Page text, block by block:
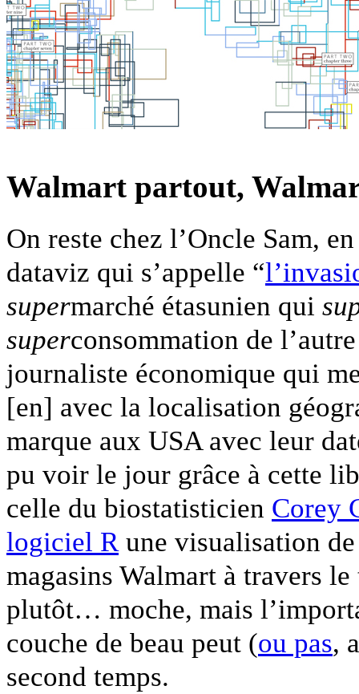
Walmart partout,
On reste chez l’Oncle Sam,
dataviz qui s’appelle “
supermarché étasunien qui
superconsommation de
journaliste économique qui
[en] avec la localisation
marque aux USA avec leur
pu voir le jour grâce à cette
celle du biostatisticien Corey
logiciel Rune visualisation
magasins Walmart à travers
plutôt… moche, mais
couche de beau peut (ou pas,
second temps.